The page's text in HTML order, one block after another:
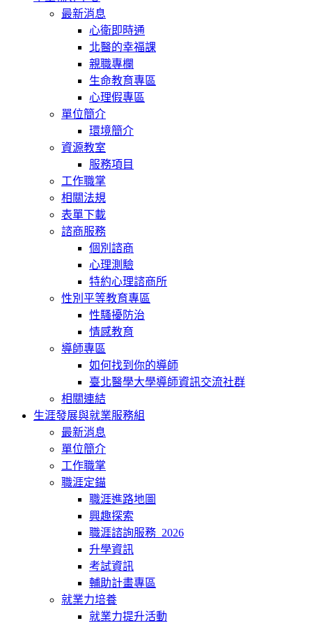
最新消息
心衛即時通
北醫的幸福課
親職專欄
生命教育專區
心理假專區
單位簡介
環境簡介
資源教室
服務項目
工作職掌
相關法規
表單下載
諮商服務
個別諮商
心理測驗
特約心理諮商所
性別平等教育專區
性騷擾防治
情感教育
導師專區
如何找到你的導師
臺北醫學大學導師資訊交流社群
相關連結
生涯發展與就業服務組
最新消息
單位簡介
工作職掌
職涯定錨
職涯進路地圖
興趣探索
職涯諮詢服務_2026
升學資訊
考試資訊
輔助計畫專區
就業力培養
就業力提升活動